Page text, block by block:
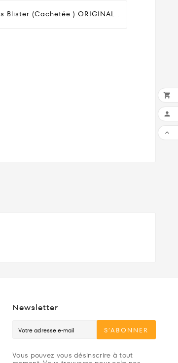
Blister (cachetée ) ORIGINAL .
Newsletter
S’ABONNER
Vous pouvez vous désinscrire à tout


